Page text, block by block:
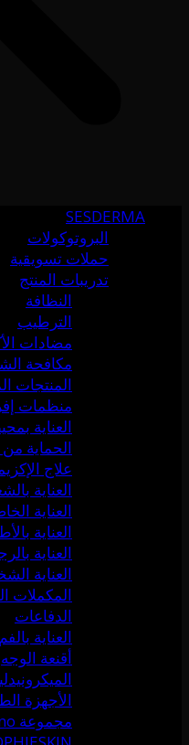
SESDERMA
البروتوكولات
حملات تسويقية
تدريبات المنتج
النظافة
الترطيب
مضادات
مكافحة
المنتجات
منظمات
العناية
الحماية
علاج
العناية
العناية
العناية
العناية
العناية
المكملات
الدفاعات
العناية
أقنعة الوجه
الأجهزة
مجموعة Dr. Serrano